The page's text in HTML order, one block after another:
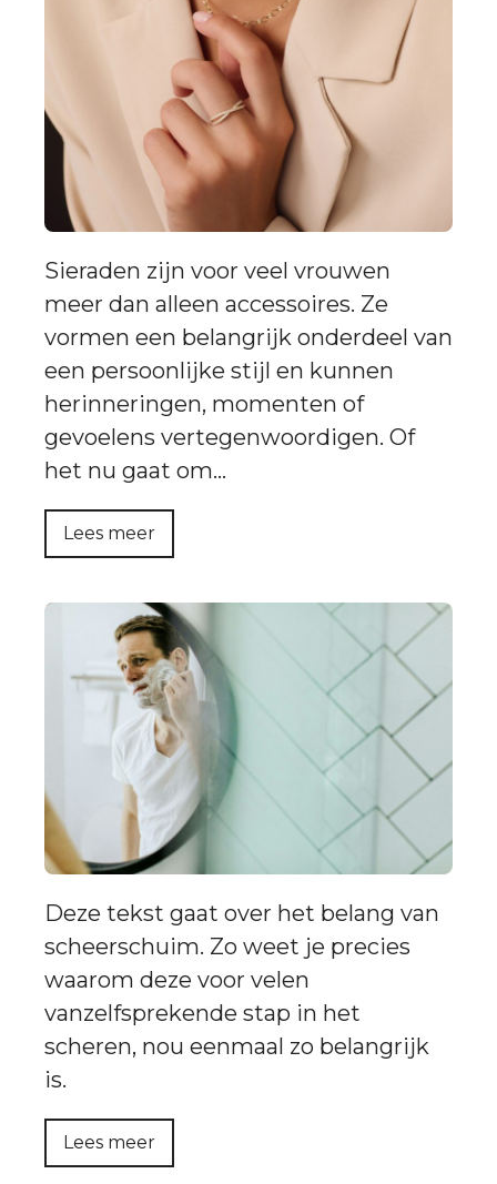
Sieraden zijn voor veel vrouwen
meer dan alleen accessoires. Ze
vormen een belangrijk onderdeel van
een persoonlijke stijl en kunnen
herinneringen, momenten of
gevoelens vertegenwoordigen. Of
het nu gaat om…
Lees meer
Deze tekst gaat over het belang van
scheerschuim. Zo weet je precies
waarom deze voor velen
vanzelfsprekende stap in het
scheren, nou eenmaal zo belangrijk
is.
Lees meer